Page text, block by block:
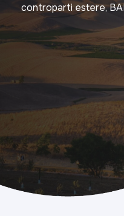
controparti estere,
servizi Estero e di